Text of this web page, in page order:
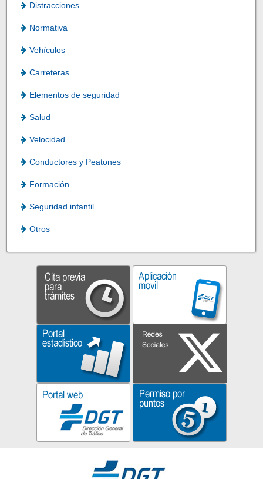
Distracciones
Normativa
Vehículos
Carreteras
Elementos de seguridad
Salud
Velocidad
Conductores y Peatones
Formación
Seguridad infantil
Otros